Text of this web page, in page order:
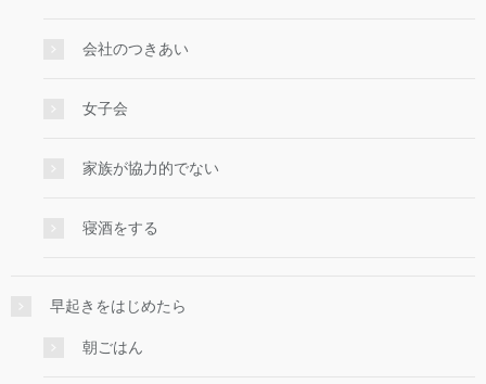
会社のつきあい
女子会
家族が協力的でない
寝酒をする
早起きをはじめたら
朝ごはん